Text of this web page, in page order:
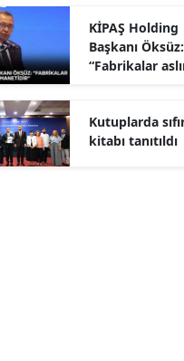
KİPAŞ Holding
Başkanı Öksüz:
“Fabrikalar
Kutuplarda
kitabı tanıtıldı